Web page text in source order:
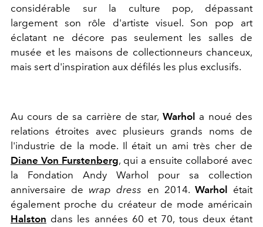
considérable sur la culture pop, dépassant
largement son rôle d'artiste visuel. Son pop art
éclatant ne décore pas seulement les salles de
musée et les maisons de collectionneurs chanceux,
mais sert d'inspiration aux défilés les plus exclusifs.
Au cours de sa carrière de star, Warhol a noué des
relations étroites avec plusieurs grands noms de
l'industrie de la mode. Il était un ami très cher de
Diane Von Furstenberg, qui a ensuite collaboré avec
la Fondation Andy Warhol pour sa collection
anniversaire de wrap dress en 2014. Warhol
était
également proche du créateur de mode américain
Halston dans les années 60 et 70, tous deux étant